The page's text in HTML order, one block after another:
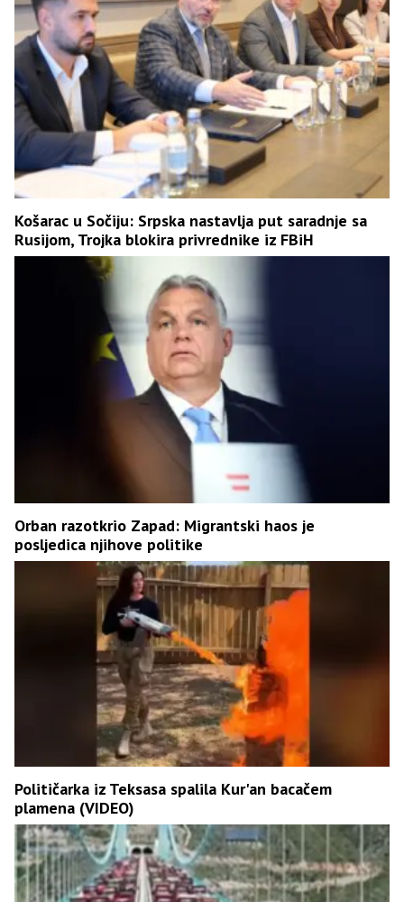
Košarac u Sočiju: Srpska nastavlja put saradnje sa
Rusijom, Trojka blokira privrednike iz FBiH
Orban razotkrio Zapad: Migrantski haos je
posljedica njihove politike
Političarka iz Teksasa spalila Kur'an bacačem
plamena (VIDEO)